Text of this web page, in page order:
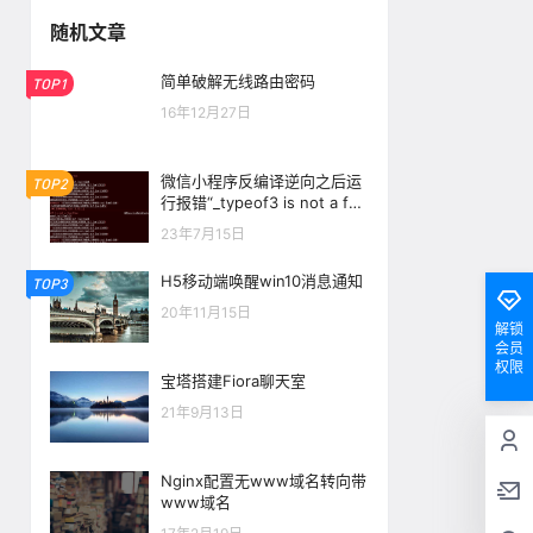
随机文章
TOP1 简单破解无线路由密码
16年12月27日
TOP2
微信小程序反编译逆向之后运
行报错“_typeof3 is not a fun
ction”
23年7月15日
TOP3 H5移动端唤醒win10消息通知
20年11月15日
宝塔搭建Fiora聊天室
21年9月13日
Nginx配置无www域名转向带
www域名
解锁
会员
权限